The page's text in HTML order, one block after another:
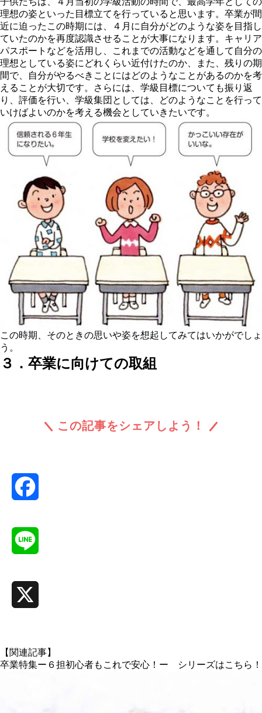
理想の姿といった目標立てを行っていると思います。卒業が間
近に迫ったこの時期には、４月に自分がどのような姿を目指し
ていたのかを再度認識させることが大事になります。キャリア
パスポートなどを活用し、これまでの活動などを通して自分の
理想としている姿にどれくらい近付けたのか、また、残りの期
間で、自分がやるべきことにはどのようなことがあるのかを考
えることが大切です。さらには、学級目標についても振り返
り、評価を行い、学級集団としては、どのようなことを行って
いけばよいのかを考える機会としていきたいです。
この時期、そのときの思いや姿を想起してみてはいかがでしょ
う。
３．卒業に向けての取組
この記事をシェアしよう！
【関連記事】
卒業特集ー６担初心者もこれで安心！ー シリーズはこちら！